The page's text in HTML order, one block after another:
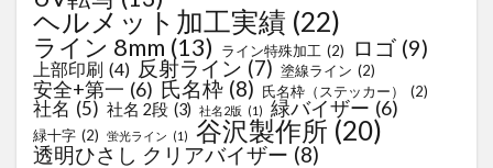
ヘルメット加工実績 (22)
ライン 8mm (13) ライン特殊加工 (2) ロゴ (9)
上部印刷 (4) 反射ライン (7) 塗線ライン (2)
安全+第一 (6) 氏名枠 (8) 氏名枠（ステッカー） (2)
社名 (5) 社名 2段 (3) 社名2版 (1) 緑バイザー (6)
緑十字 (2) 蛍光ライン (1) 谷沢製作所 (20)
透明ひさし クリアバイザー (8)